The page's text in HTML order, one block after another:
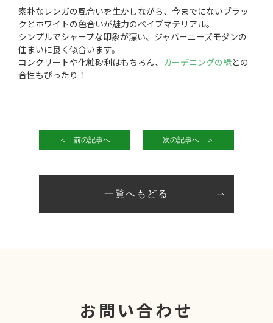
素朴なレンガの風合いを生かしながら、今までにないブラッ
クとホワイトの色合いが魅力のペイブマテリアル。
シンプルでシャープな印象が漂い、ジャパーニーズモダンの
住まいに良く似合います。
コンクリートや化粧砂利はもちろん、 ガーデニングの緑との
合性もぴったり！
＜ 前の記事へ 次の記事へ ＞
一覧へもどる
お問い合わせ